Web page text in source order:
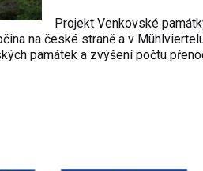
Projekt Venkovské
na české straně a v
památek a zvýšení počtu